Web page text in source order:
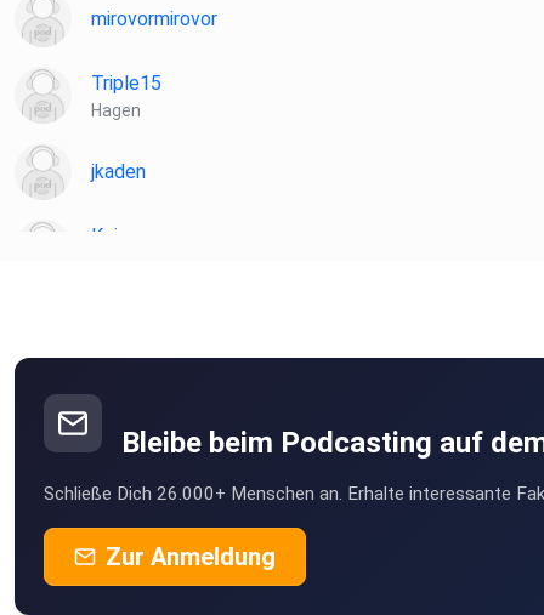
mirovormirovor
Triple15
Hagen
jkaden
Koiser
Slowguitar
Euskirchen
Rosengarten
Steineroth
Bleibe beim Podcasting auf
Schließe Dich 26.000+ Menschen an. Erhalte interessante
Zur Anmeldung